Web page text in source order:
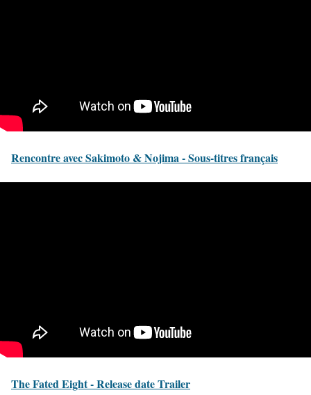
Rencontre avec Sakimoto & Nojima - Sous-titres français
The Fated Eight - Release date Trailer